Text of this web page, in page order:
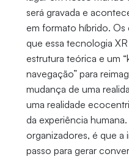
será gravada e
em formato híbrido. Os
que essa tecnologia
estrutura teórica e um
navegação” para
mudança de uma
uma realidade
da experiência
organizadores, é que a
passo para gerar